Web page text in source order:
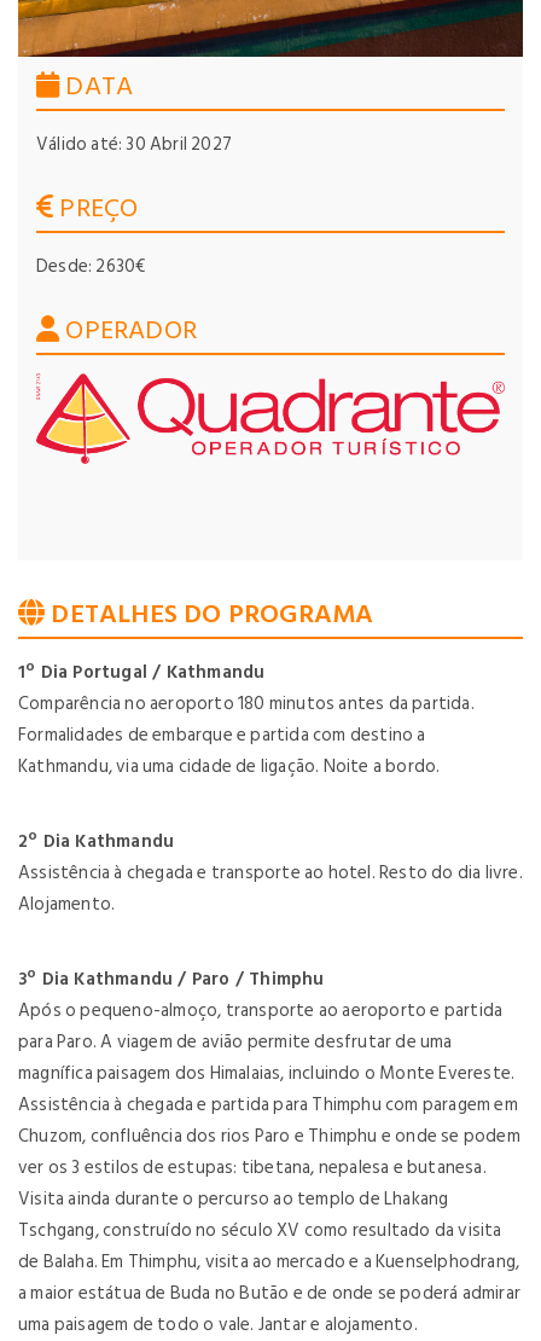
DATA
Válido até: 30 Abril 2027
PREÇO
Desde: 2630€
OPERADOR
DETALHES DO PROGRAMA
1º Dia Portugal / Kathmandu
Comparência no aeroporto 180 minutos antes da partida.
Formalidades de embarque e partida com destino a
Kathmandu, via uma cidade de ligação. Noite a bordo.
2º Dia Kathmandu
Assistência à chegada e transporte ao hotel. Resto do dia livre.
Alojamento.
3º Dia Kathmandu / Paro / Thimphu
Após o pequeno-almoço, transporte ao aeroporto e partida
para Paro. A viagem de avião permite desfrutar de uma
magnífica paisagem dos Himalaias, incluindo o Monte Evereste.
Assistência à chegada e partida para Thimphu com paragem em
Chuzom, confluência dos rios Paro e Thimphu e onde se podem
ver os 3 estilos de estupas: tibetana, nepalesa e butanesa.
Visita ainda durante o percurso ao templo de Lhakang
Tschgang, construído no século XV como resultado da visita
de Balaha. Em Thimphu, visita ao mercado e a Kuenselphodrang,
a maior estátua de Buda no Butão e de onde se poderá admirar
uma paisagem de todo o vale. Jantar e alojamento.